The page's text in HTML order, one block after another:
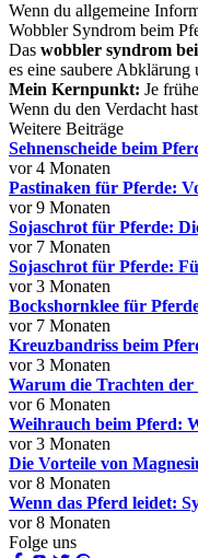
Wenn du allgemeine
Wobbler Syndrom beim
Das wobbler syndrom
es eine saubere
Mein Kernpunkt: Je
Wenn du den Verdacht
Weitere Beiträge
Sehnenscheide beim
vor 4 Monaten
Pastinaken für Pferde:
vor 9 Monaten
Sojaschrot für Pferde:
vor 7 Monaten
Sojaschrot für Pferde:
vor 3 Monaten
Bockshornklee für
vor 7 Monaten
Kreuzbandriss beim
vor 3 Monaten
Warum die Trachten der
vor 6 Monaten
Weihrauch beim Pferd:
vor 3 Monaten
Die Vorteile von
vor 8 Monaten
Wenn das Pferd leidet:
vor 8 Monaten
Folge uns